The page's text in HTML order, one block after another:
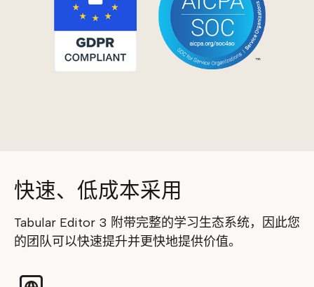
快速、低成本采用
Tabular Editor 3 附带完整的学习生态系统，因此您
的团队可以快速提升并更快地提供价值。